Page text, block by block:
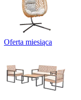
Oferta miesiąca